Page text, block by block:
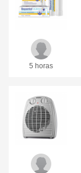
5 horas